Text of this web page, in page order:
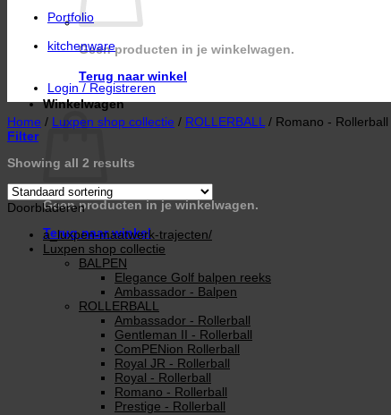
Geen producten in je winkelwagen.
Terug naar winkel
Winkelwagen
Geen producten in je winkelwagen.
Terug naar winkel
Portfolio
kitchenware
Login / Registreren
Home / Luxpen shop collectie / ROLLERBALL / Romano - Rollerball
Filter
Showing all 2 results
Doorbladeren
a_luxpen-maatwerk-trajecten/
Luxpen shop collectie
BALPEN
Elegance Golf balpen reeks
Ambassador - Balpen
ROLLERBALL
Ambassador - Rollerball
Gentleman II - Rollerball
ComPENion Rollerball
Royal JR - Rollerball
Royal - Rollerball
Romano - Rollerball
Prestige - Rollerball